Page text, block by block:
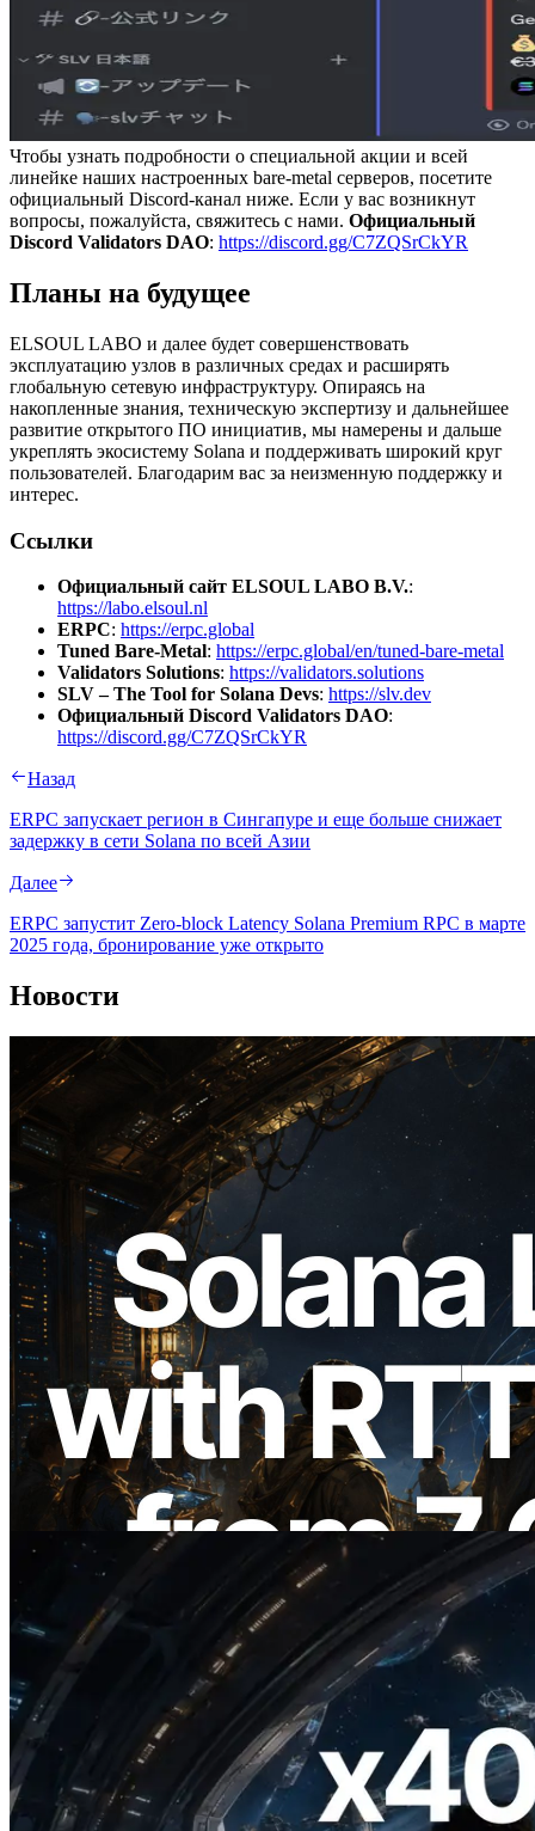
Чтобы узнать подробности о специальной акции и всей
линейке наших настроенных bare-metal серверов, посетите
официальный Discord-канал ниже. Если у вас возникнут
вопросы, пожалуйста, свяжитесь с нами. Официальный
Discord Validators DAO: https://discord.gg/C7ZQSrCkYR
Планы на будущее
ELSOUL LABO и далее будет совершенствовать
эксплуатацию узлов в различных средах и расширять
глобальную сетевую инфраструктуру. Опираясь на
накопленные знания, техническую экспертизу и дальнейшее
развитие открытого ПО инициатив, мы намерены и дальше
укреплять экосистему Solana и поддерживать широкий круг
пользователей. Благодарим вас за неизменную поддержку и
интерес.
Ссылки
Официальный сайт ELSOUL LABO B.V.:
https://labo.elsoul.nl
ERPC: https://erpc.global
Tuned Bare-Metal: https://erpc.global/en/tuned-bare-metal
Validators Solutions: https://validators.solutions
SLV – The Tool for Solana Devs: https://slv.dev
Официальный Discord Validators DAO:
https://discord.gg/C7ZQSrCkYR
Назад
ERPC запускает регион в Сингапуре и еще больше снижает
задержку в сети Solana по всей Азии
Далее
ERPC запустит Zero-block Latency Solana Premium RPC в марте
2025 года, бронирование уже открыто
Новости
2026.08.05
ERPC расширяет Solana Leader Slot
API измерением ping из 7 глобальных
регионов — также запущен Validators
Information API
2026.07.04